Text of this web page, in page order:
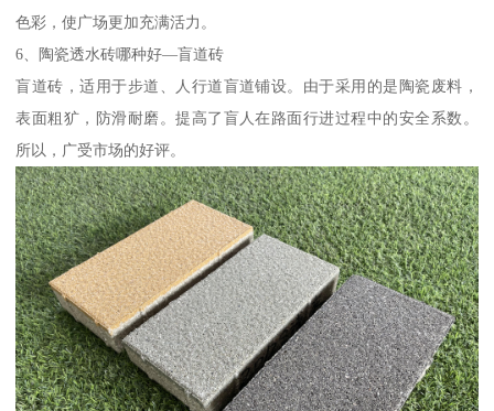
色彩，使广场更加充满活力。
6、陶瓷透水砖哪种好—盲道砖
盲道砖，适用于步道、人行道盲道铺设。由于采用的是陶瓷废料，
表面粗犷，防滑耐磨。提高了盲人在路面行进过程中的安全系数。
所以，广受市场的好评。